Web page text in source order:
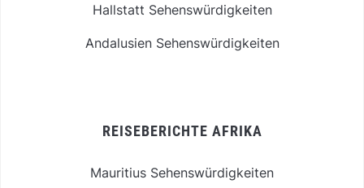
Hallstatt Sehenswürdigkeiten
Andalusien Sehenswürdigkeiten
REISEBERICHTE AFRIKA
Mauritius Sehenswürdigkeiten